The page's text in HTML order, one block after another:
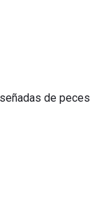
de peces